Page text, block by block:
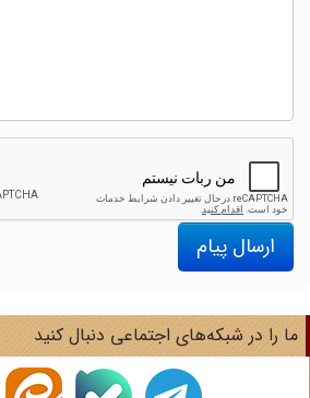
ارسال پیام
را در شبکه‌های اجتماعی دنبال کنید